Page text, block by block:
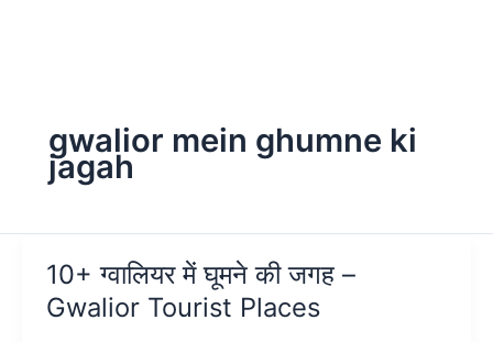
gwalior mein ghumne ki
jagah
10+ ग्वालियर में घूमने की जगह –
Gwalior Tourist Places